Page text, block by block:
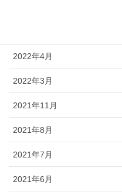
2022年4月
2022年3月
2021年11月
2021年8月
2021年7月
2021年6月